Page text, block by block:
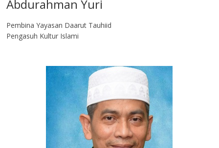
Abdurahman Yuri
Pembina Yayasan Daarut Tauhiid
Pengasuh Kultur Islami